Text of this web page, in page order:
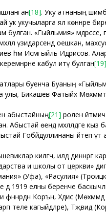
[18]. Уку атнаның
ук укучыларга ял көннәре
«Гыйльмия» мәдрәсәсе,
мәхәллә үзидарәсендә оешкан,
һәм Исмәгыйль Идрисов.
кабул итү булган[19]
буенча Буаның
улы, Бикашев Фатыйх
абыстайның[21] ролен
Абыстай өендә
Гобәйдуллинаны әйтеп
килгәч, илдә
и школы от церкви» дигән
(Уфа), «Расулия» (Троицк)
дә 1919 елны беренче
Коръән, Хәдис
теле кагыйдәләре), Тәҗвид